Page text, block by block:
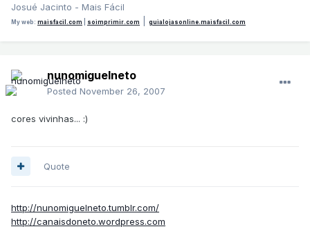
Josué Jacinto - Mais Fácil
My web: maisfacil.com soimprimir.com guialojasonline.maisfacil.com
nunomiguelneto
Posted November 26, 2007
cores vivinhas... :)
Quote
http://nunomiguelneto.tumblr.com/
http://canaisdoneto.wordpress.com